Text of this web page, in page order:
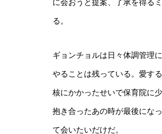
に会おうと提案、了承を得る
る。
ギョンチョルは日々体調管理
やることは残っている。愛す
核にかかったせいで保育院に
抱き合ったあの時が最後にな
て会いたいだけだ。